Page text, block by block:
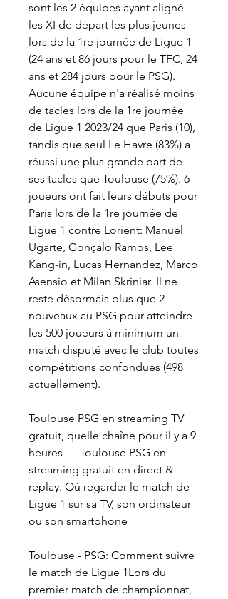
sont les 2 équipes ayant aligné
les XI de départ les plus jeunes
lors de la 1re journée de Ligue 1
(24 ans et 86 jours pour le TFC, 24
ans et 284 jours pour le PSG).
Aucune équipe n'a réalisé moins
de tacles lors de la 1re journée
de Ligue 1 2023/24 que Paris (10),
tandis que seul Le Havre (83%) a
réussi une plus grande part de
ses tacles que Toulouse (75%). 6
joueurs ont fait leurs débuts pour
Paris lors de la 1re journée de
Ligue 1 contre Lorient: Manuel
Ugarte, Gonçalo Ramos, Lee
Kang-in, Lucas Hernandez, Marco
Asensio et Milan Skriniar. Il ne
reste désormais plus que 2
nouveaux au PSG pour atteindre
les 500 joueurs à minimum un
match disputé avec le club toutes
compétitions confondues (498
actuellement).
Toulouse PSG en streaming TV
gratuit, quelle chaîne pour il y a 9
heures — Toulouse PSG en
streaming gratuit en direct &
replay. Où regarder le match de
Ligue 1 sur sa TV, son ordinateur
ou son smartphone
Toulouse - PSG: Comment suivre
le match de Ligue 1Lors du
premier match de championnat,